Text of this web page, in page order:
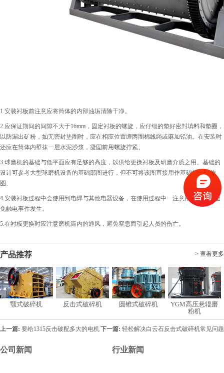
1.安装衬板前注意应将筒体的内部油垢清除干净。
2.应保证期间的间隙不大于16mm，固定衬板的螺旋，应仔细的垫好密封填料和垫圈，
以防漏出矿粉，如无密封垫圈时，应在相应位置缠两圈棉线绳或麻加铅油。在安装时
还应在筒体内壁抹一层水泥沙浆，凝固前用螺旋拧紧。
3.球磨机的基础与低平面应有足够的高度，以供给更换衬板及研磨介质之用。基础的
设计可参考大型球磨机设备的基础部图进行，但不可将该图直接用作基础施工工作
图。
4.安装衬板过程中会使用到电焊与其他电器设备，在使用过程中一注意用电安全，避
免触电事件发生。
5.在衬板更换时应注意磨机筒内的通风，避免窒息而引起人员的伤亡。
产品推荐 > 查看更多
颚式破碎机 反击式破碎机 圆锥式破碎机
YGM高压悬辊磨
粉机
上一篇: 要给1315反击破配多大的电机下一篇: 轻松解决白云石反击式破碎机常见问题
公司新闻 行业新闻